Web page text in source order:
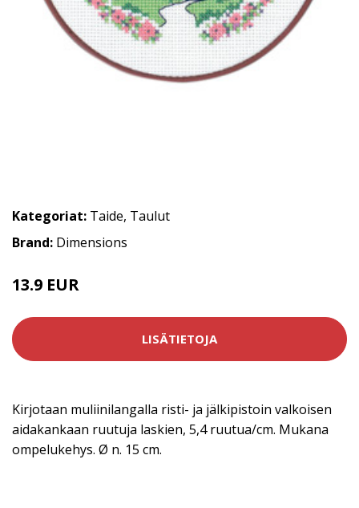
Kategoriat: Taide, Taulut
Brand: Dimensions
13.9 EUR
LISÄTIETOJA
Kirjotaan muliinilangalla risti- ja jälkipistoin valkoisen
aidakankaan ruutuja laskien, 5,4 ruutua/cm. Mukana
ompelukehys. Ø n. 15 cm.